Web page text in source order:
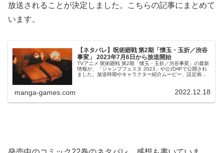
放送されることが決定しました。こちらの記事にまとめて
います。
【ネタバレ】呪術廻戦 第2期「懐玉・玉折／渋谷
事変」 2023年7月6日から放送開始
TVアニメ 呪術廻戦 第2期「懐玉・玉折／渋谷事変」の最新
情報が、「ジャンプフェスタ 2023」や公式HPで公開され
ました。放送時期やキャラクター紹介ムービー、設定画な
manga-games.com 2022.12.18